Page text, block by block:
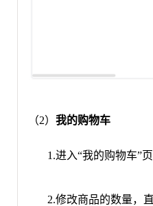
（2） 我的购物车
1.进入“我的购物车”页
2.修改商品的数量，